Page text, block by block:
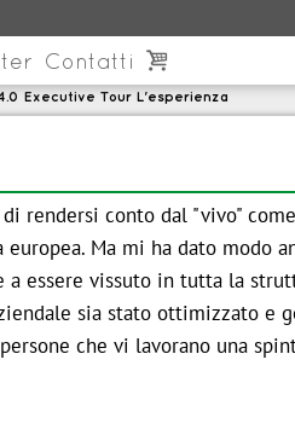
Contatti 
Executive Tour L'esperienza
rendersi conto dal "vivo"
Ma mi ha dato modo
essere vissuto in tutta la
sia stato ottimizzato e
che vi lavorano una